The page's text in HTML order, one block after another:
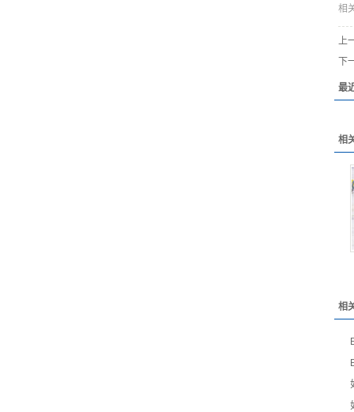
相
上
下
最
相
相